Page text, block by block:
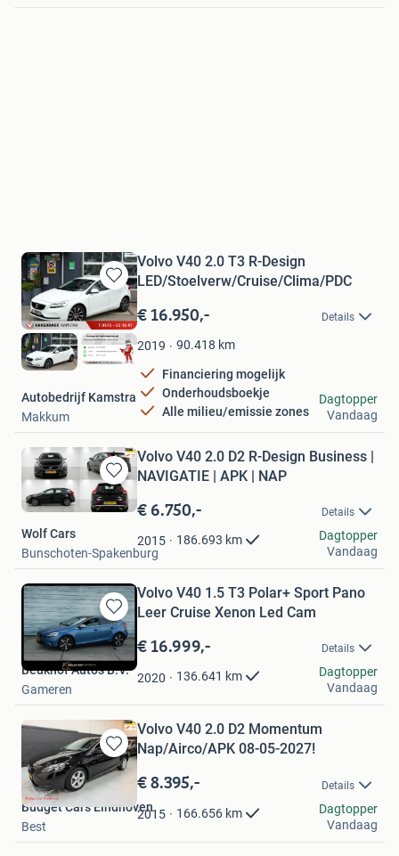
Bewaren
in
Mijn
Favorieten
Volvo V40 2.0 T3 R-Design
LED/Stoelverw/Cruise/Clima/PDC
€ 16.950,- Details
2019 90.418 km
Financiering mogelijk
Onderhoudsboekje
Alle milieu/emissie zones
Autobedrijf Kamstra
Makkum
Dagtopper
Vandaag
Bewaren
in
Favorieten
Volvo V40 2.0 D2 R-Design Business |
NAVIGATIE | APK | NAP
€ 6.750,- Details
2015 186.693 km
Wolf Cars
Bunschoten-Spakenburg
Dagtopper
Vandaag
Bewaren
in
Mijn
Favorieten
Volvo V40 1.5 T3 Polar+ Sport Pano
Leer Cruise Xenon Led Cam
€ 16.999,- Details
2020 136.641 km
Beukhof Auto's B.V.
Gameren
Dagtopper
Vandaag
Bewaren
in
Mijn
Favorieten
Volvo V40 2.0 D2 Momentum
Nap/Airco/APK 08-05-2027!
€ 8.395,- Details
2015 166.656 km
Budget Cars Eindhoven
Best
Dagtopper
Vandaag